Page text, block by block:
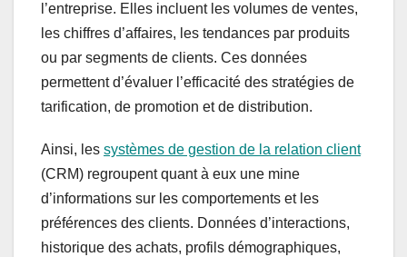
l’entreprise. Elles incluent les volumes de ventes,
les chiffres d’affaires, les tendances par produits
ou par segments de clients. Ces données
permettent d’évaluer l’efficacité des stratégies de
tarification, de promotion et de distribution.
Ainsi, les systèmes de gestion de la relation client
(CRM) regroupent quant à eux une mine
d’informations sur les comportements et les
préférences des clients. Données d’interactions,
historique des achats, profils démographiques,